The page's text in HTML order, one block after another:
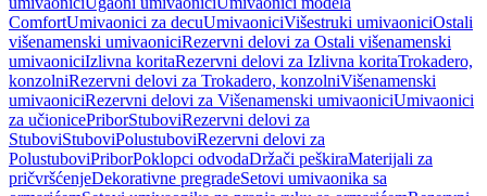
ComfortUmivaonici za decuUmivaoniciVišestruki umivaoniciOstali
višenamenski umivaoniciRezervni delovi za Ostali višenamenski
umivaoniciIzlivna koritaRezervni delovi za Izlivna koritaTrokadero,
konzolniRezervni delovi za Trokadero, konzolniVišenamenski
umivaoniciRezervni delovi za Višenamenski umivaoniciUmivaonici
za učionicePriborStuboviRezervni delovi za
StuboviStuboviPolustuboviRezervni delovi za
PolustuboviPriborPoklopci odvodaDržači peškiraMaterijali za
pričvršćenjeDekorativne pregradeSetovi umivaonika sa